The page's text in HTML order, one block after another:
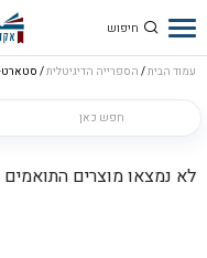
עמוד הבית/ הספרייה הדיגיטלית/
לא נמצאו מוצרים